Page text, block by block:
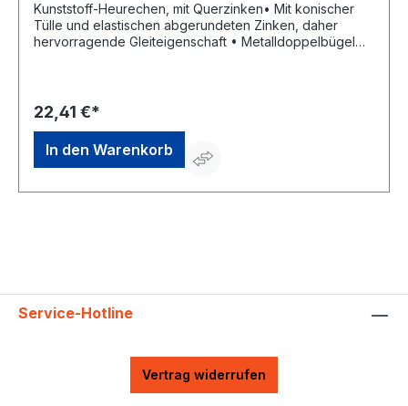
Kunststoff-Heurechen, mit Querzinken• Mit konischer
Tülle und elastischen abgerundeten Zinken, daher
hervorragende Gleiteigenschaft • Metalldoppelbügel
gelbHersteller: FRANZ JOST AG, Morsheck 12, 4760
BÜLLINGEN, BE, +32(0)80 64 71 78, info@franz-
jost.comHinweis: Empfohlener Gerätestiel 1800 x 28 mm
EAN 4047883001584
22,41 €*
In den Warenkorb
Service-Hotline
Vertrag widerrufen